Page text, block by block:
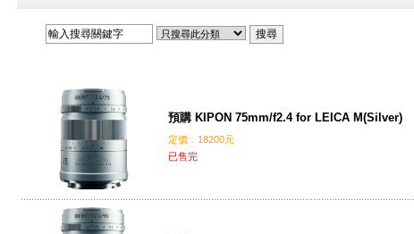
預購 KIPON 75mm/f2.4 for LEICA M(Silver)
定價﹕18200元
已售完